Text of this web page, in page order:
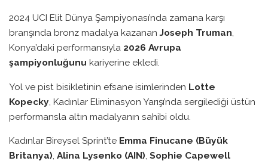
2024 UCI Elit Dünya Şampiyonası’nda zamana karşı
branşında bronz madalya kazananJoseph Truman,
Konya’daki performansıyla 2026 Avrupa
şampiyonluğunu kariyerine ekledi.
Yol ve pist bisikletinin efsane isimlerinden Lotte
Kopecky , Kadınlar Eliminasyon Yarışı’nda sergilediği üstün
performansla altın madalyanın sahibi oldu.
Kadınlar Bireysel Sprint’te Emma Finucane (Büyük
Britanya), Alina Lysenko (AIN), Sophie Capewell